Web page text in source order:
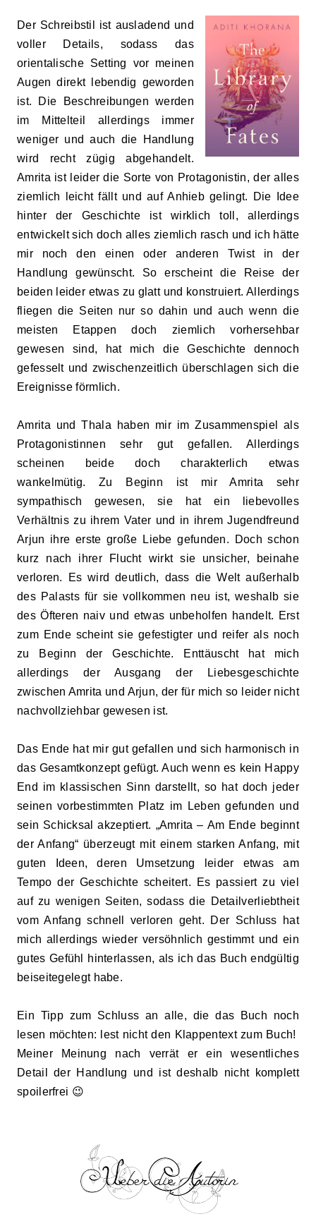
Der Schreibstil ist ausladend und
voller Details, sodass das
orientalische Setting vor meinen
Augen direkt lebendig geworden
ist. Die Beschreibungen werden
im Mittelteil allerdings immer
weniger und auch die Handlung
wird recht zügig abgehandelt.
Amrita ist leider die Sorte von Protagonistin, der alles
ziemlich leicht fällt und auf Anhieb gelingt. Die Idee
hinter der Geschichte ist wirklich toll, allerdings
entwickelt sich doch alles ziemlich rasch und ich hätte
mir noch den einen oder anderen Twist in der
Handlung gewünscht. So erscheint die Reise der
beiden leider etwas zu glatt und konstruiert. Allerdings
fliegen die Seiten nur so dahin und auch wenn die
meisten Etappen doch ziemlich vorhersehbar
gewesen sind, hat mich die Geschichte dennoch
gefesseltund zwischenzeitlich überschlagen sich die
Ereignisse förmlich.
Amrita und Thala haben mir im Zusammenspiel als
Protagonistinnen sehr gut gefallen. Allerdings
scheinen beide doch charakterlich etwas
wankelmütig. Zu Beginn ist mir Amrita sehr
sympathisch gewesen, sie hat ein liebevolles
Verhältnis zu ihrem Vater und in ihrem Jugendfreund
Arjun ihre erste große Liebe gefunden. Doch schon
kurz nach ihrer Flucht wirkt sie unsicher, beinahe
verloren. Es wird deutlich, dass die Welt außerhalb
des Palasts für sie vollkommen neu ist, weshalb sie
des Öfteren naiv und etwas unbeholfen handelt. Erst
zum Ende scheint sie gefestigter und reifer als noch
zu Beginn derGeschichte. Enttäuscht hat mich
allerdings der Ausgang der Liebesgeschichte
zwischen Amrita und Arjun, der für mich so leider nicht
nachvollziehbar gewesen ist.
Das Ende hat mir gut gefallen und sich harmonisch in
das Gesamtkonzept gefügt. Auch wenn es kein Happy
End im klassischen Sinn darstellt, so hat doch jeder
seinen vorbestimmten Platz im Leben gefunden und
sein Schicksal akzeptiert. „Amrita – Am Ende beginnt
der Anfang“ überzeugt mit einem starken Anfang, mit
guten Ideen, deren Umsetzung leider etwas am
Tempo der Geschichte scheitert. Es passiert zu viel
auf zu wenigen Seiten, sodass die Detailverliebtheit
vom Anfang schnell verloren geht. Der Schluss hat
mich allerdings wieder versöhnlich gestimmt und ein
gutes Gefühl hinterlassen, als ich das Buch endgültig
beiseitegelegt habe.
Ein Tipp zum Schluss an alle, die das Buch noch
lesen möchten: lest nicht den Klappentext zum Buch!
Meiner Meinung nach verrät er ein wesentliches
Detail der Handlung und ist deshalb nicht komplett
spoilerfrei 😉